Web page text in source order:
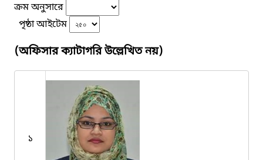
ক্রম অনুসারে
পৃষ্ঠা আইটেম
(অফিসার ক্যাটাগরি উল্লেখিত নয়)
১